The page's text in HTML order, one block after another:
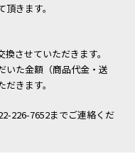
きます。
させていただきます。
いた金額（商品代金・送
きます。
226-7652までご連絡くだ